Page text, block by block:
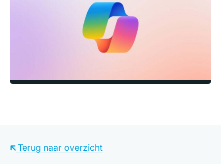
Terug naar overzicht